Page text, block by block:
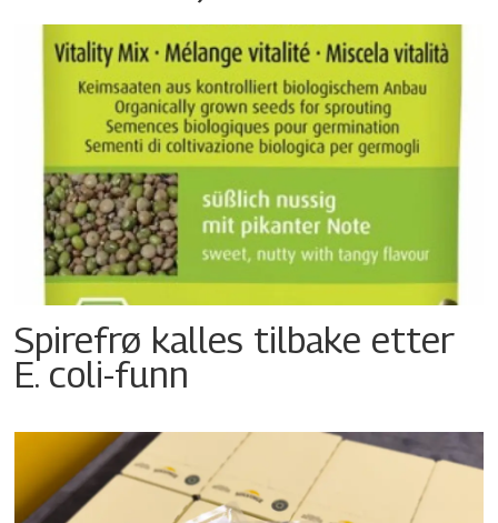
Spirefrø kalles tilbake etter
E. coli-funn